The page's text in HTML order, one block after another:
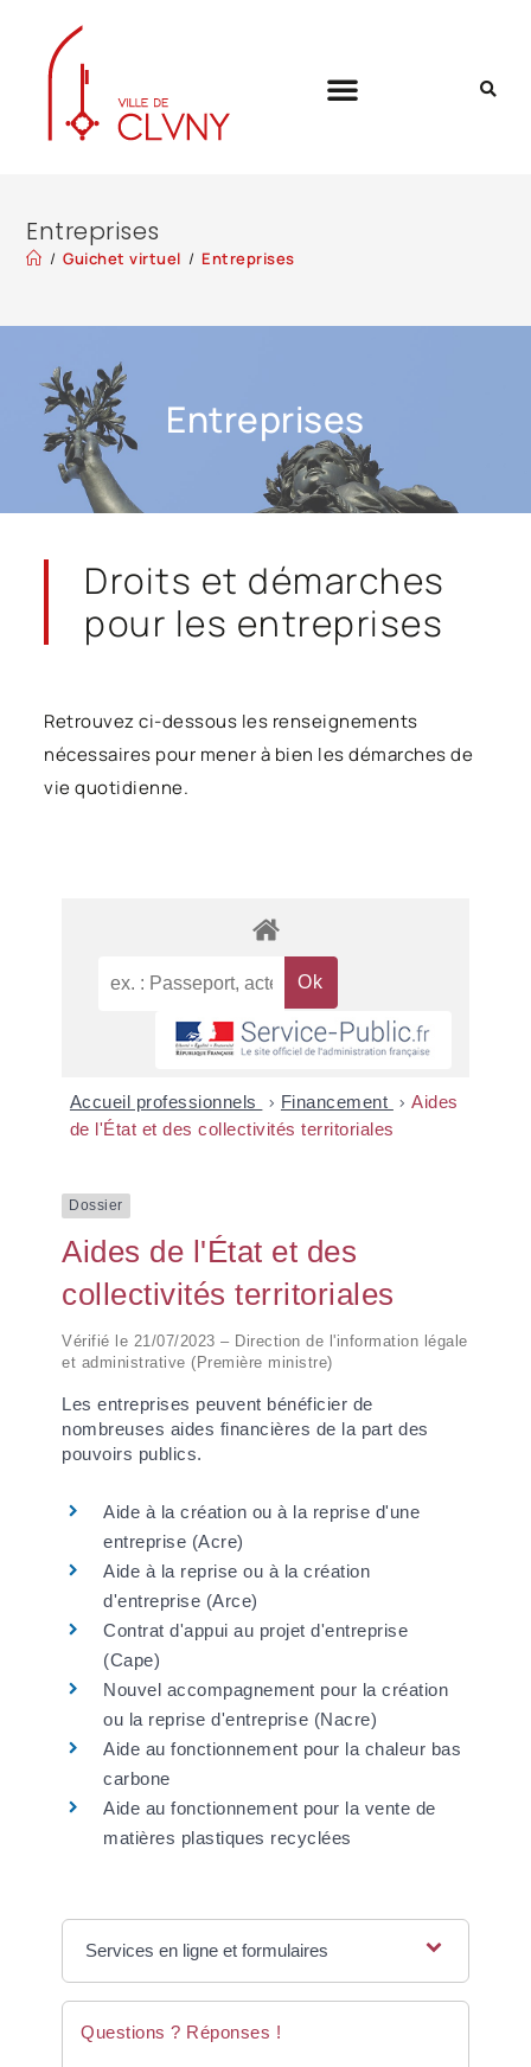
Entreprises
/ Guichet virtuel / Entreprises
Entreprises
Droits et démarches
pour les entreprises
Retrouvez ci-dessous les renseignements
nécessaires pour mener à bien les démarches de
vie quotidienne.
Accueil professionnels > Financement > Aides
de l'État et des collectivités territoriales
Dossier
Aides de l'État et des
collectivités territoriales
Vérifié le 21/07/2023 – Direction de l'information légale
et administrative (Première ministre)
Les entreprises peuvent bénéficier de
nombreuses aides financières de la part des
pouvoirs publics.
Aide à la création ou à la reprise d'une
entreprise (Acre)
Aide à la reprise ou à la création
d'entreprise (Arce)
Contrat d'appui au projet d'entreprise
(Cape)
Nouvel accompagnement pour la création
ou la reprise d'entreprise (Nacre)
Aide au fonctionnement pour la chaleur bas
carbone
Aide au fonctionnement pour la vente de
matières plastiques recyclées
Services en ligne et formulaires
Questions ? Réponses !